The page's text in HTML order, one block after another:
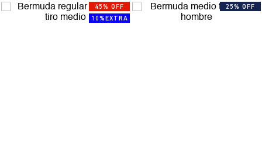
45% OFF
10%EXTRA
25% OFF